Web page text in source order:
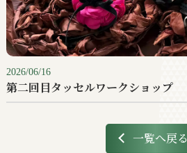
2026/06/16
第二回目タッセルワークショップ
一覧へ戻る